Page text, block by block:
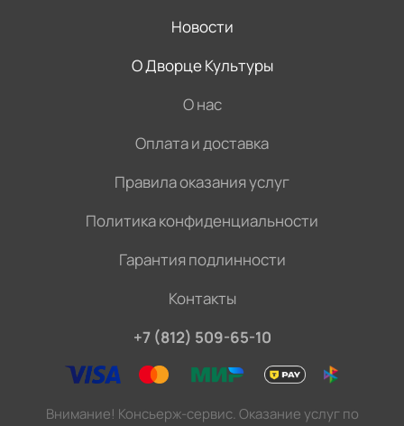
Новости
О Дворце Культуры
О нас
Оплата и доставка
Правила оказания услуг
Политика конфиденциальности
Гарантия подлинности
Контакты
+7 (812) 509-65-10
Внимание! Консьерж-сервис. Оказание услуг по